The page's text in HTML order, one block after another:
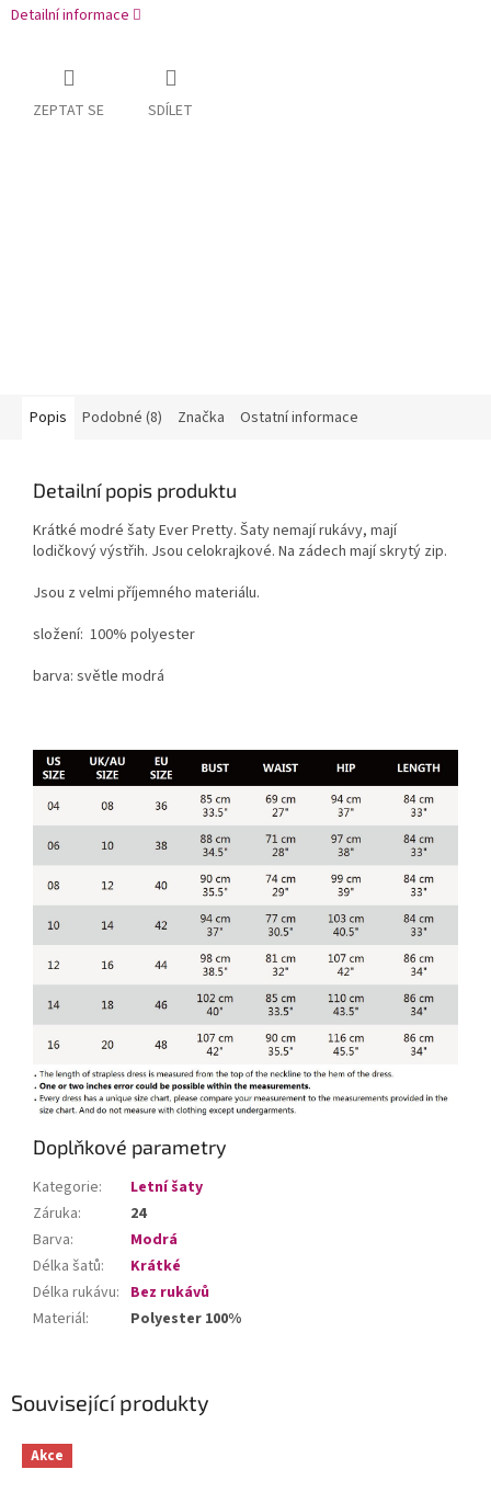
Detailní informace
ZEPTAT SE SDÍLET
Související produkty
Akce
Popis Podobné (8) Značka Ostatní informace
Detailní popis produktu
Krátké modré šaty Ever Pretty. Šaty nemají rukávy, mají
lodičkový výstřih. Jsou celokrajkové. Na zádech mají skrytý zip.
Jsou z velmi příjemného materiálu.
složení: 100% polyester
barva: světle modrá
Doplňkové parametry
Kategorie:
Letní šaty
Záruka:
24
Barva:
Modrá
Délka šatů:
Krátké
Délka rukávu: Bez rukávů
Materiál: Polyester 100%